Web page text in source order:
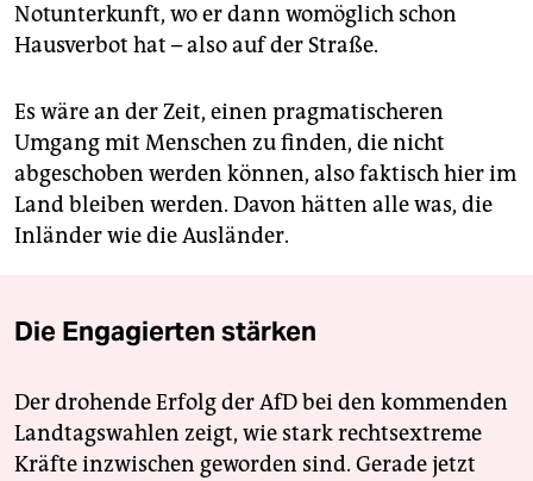
Notunterkunft, wo er dann womöglich schon
Hausverbot hat – also auf der Straße.
Es wäre an der Zeit, einen pragmatischeren
Umgang mit Menschen zu finden, die nicht
abgeschoben werden können, also faktisch hier im
Land bleiben werden. Davon hätten alle was, die
Inländer wie die Ausländer.
Die Engagierten stärken
Der drohende Erfolg der AfD bei den kommenden
Landtagswahlen zeigt, wie stark rechtsextreme
Kräfte inzwischen geworden sind. Gerade jetzt